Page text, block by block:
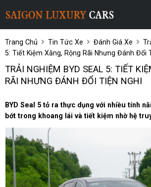
Trang Chủ Tin Tức Xe Đánh Giá Xe
5: Tiết Kiệm Xăng, Rộng Rãi Nhưng Đánh Đổi
TRẢI NGHIỆM BYD SEAL 5: TIẾT
RÃI NHƯNG ĐÁNH ĐỔI TIỆN NGHI
BYD Seal 5 tỏ ra thực dụng với nhiều tính
bớt trong khoang lái và tiết kiệm nhờ hệ